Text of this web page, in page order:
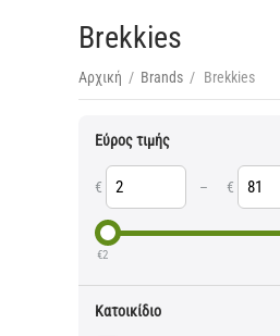
Brekkies
Αρχική / Brands / Brekkies
Εύρος τιμής
€ – €
€2
Κατοικίδιο